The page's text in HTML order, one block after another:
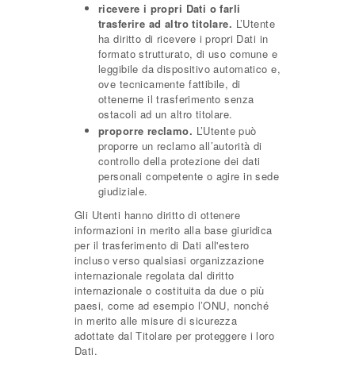
ricevere i propri Dati o farli
trasferire ad altro titolare. L’Utente
ha diritto di ricevere i propri Dati in
formato strutturato, di uso comune e
leggibile da dispositivo automatico e,
ove tecnicamente fattibile, di
ottenerne il trasferimento senza
ostacoli ad un altro titolare.
proporre reclamo. L’Utente può
proporre un reclamo all’autorità di
controllo della protezione dei dati
personali competente o agire in sede
giudiziale.
Gli Utenti hanno diritto di ottenere
informazioni in merito alla base giuridica
per il trasferimento di Dati all'estero
incluso verso qualsiasi organizzazione
internazionale regolata dal diritto
internazionale o costituita da due o più
paesi, come ad esempio l’ONU, nonché
in merito alle misure di sicurezza
adottate dal Titolare per proteggere i loro
Dati.